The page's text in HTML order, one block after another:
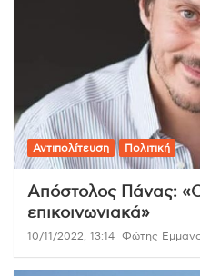
Αντιπολίτευση Πολιτική
Απόστολος Πάνας:
επικοινωνιακά»
10/11/2022, 13:14 Φώτης